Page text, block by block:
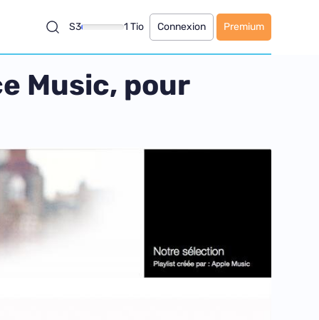
S3 1 Tio Connexion Premium
Music, pour